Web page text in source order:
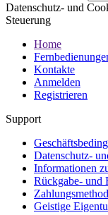
Datenschutz- und
Steuerung
Home
Kontakte
Anmelden
Registrieren
Support
Datenschutz-
Informationen
Rückgabe- und
Geistige